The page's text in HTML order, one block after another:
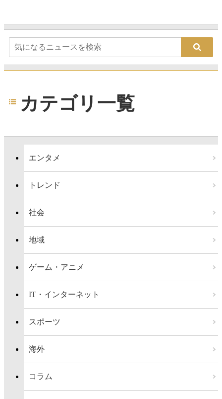
カテゴリ一覧
エンタメ
トレンド
社会
地域
ゲーム・アニメ
IT・インターネット
スポーツ
海外
コラム